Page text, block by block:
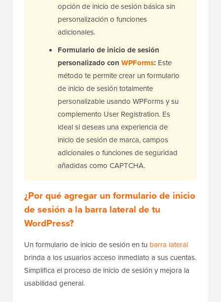
opción de inicio de sesión básica sin
personalización o funciones
adicionales.
Formulario de inicio de sesión
personalizado con WPForms: Este
método te permite crear un formulario
de inicio de sesión totalmente
personalizable usando WPForms y su
complemento User Registration. Es
ideal si deseas una experiencia de
inicio de sesión de marca, campos
adicionales o funciones de seguridad
añadidas como CAPTCHA.
¿Por qué agregar un formulario de inicio
de sesión a la barra lateral de tu
WordPress?
Un formulario de inicio de sesión en tu barra lateral
brinda a los usuarios acceso inmediato a sus cuentas.
Simplifica el proceso de inicio de sesión y mejora la
usabilidad general.